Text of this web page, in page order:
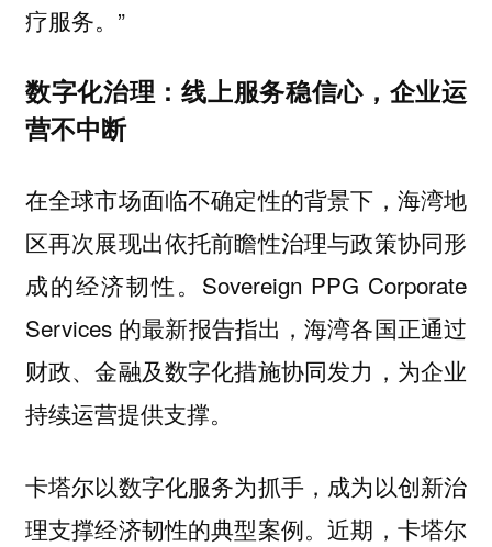
疗服务。”
数字化治理：线上服务稳信心，企业运
营不中断
在全球市场面临不确定性的背景下，海湾地
区再次展现出依托前瞻性治理与政策协同形
成的经济韧性。Sovereign PPG Corporate
Services 的最新报告指出，海湾各国正通过
财政、金融及数字化措施协同发力，为企业
持续运营提供支撑。
卡塔尔以数字化服务为抓手，成为以创新治
理支撑经济韧性的典型案例。近期，卡塔尔